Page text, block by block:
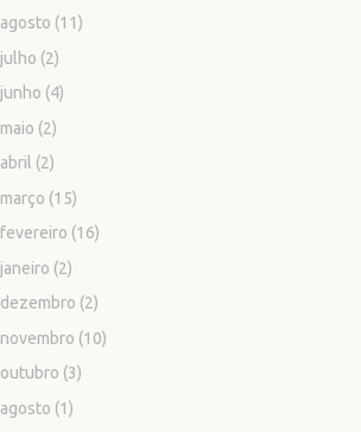
agosto (11)
julho (2)
junho (4)
maio (2)
abril (2)
março (15)
fevereiro (16)
janeiro (2)
dezembro (2)
novembro (10)
outubro (3)
agosto (1)